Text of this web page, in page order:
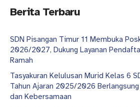
Berita Terbaru
SDN Pisangan Timur 11 Membuka
2026/2027, Dukung Layanan
Ramah
Tasyakuran Kelulusan Murid Kelas 6
Tahun Ajaran 2025/2026
dan Kebersamaan